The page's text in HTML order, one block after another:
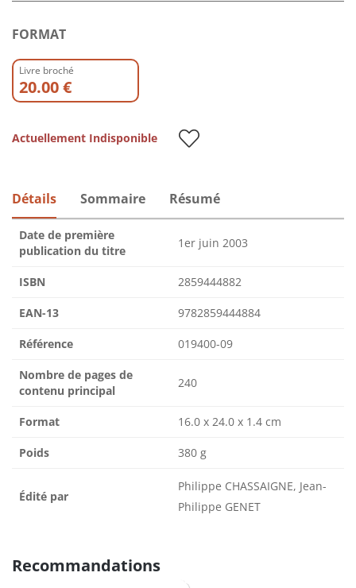
FORMAT
Livre broché
20.00 €
Actuellement Indisponible
Détails Sommaire Résumé
Date de première
publication du titre
1er juin 2003
ISBN 2859444882
EAN-13 9782859444884
Référence 019400-09
Nombre de pages de
contenu principal
240
Format 16.0 x 24.0 x 1.4 cm
Poids 380 g
Édité par
Philippe CHASSAIGNE, Jean-
Philippe GENET
Recommandations